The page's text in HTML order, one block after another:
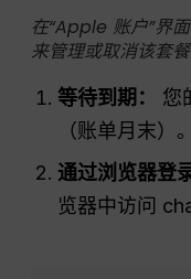
在“Apple 账户”界
来管理或取消该套
等待到期：
您
（账单月末）
通过浏览器登录
览器中访问